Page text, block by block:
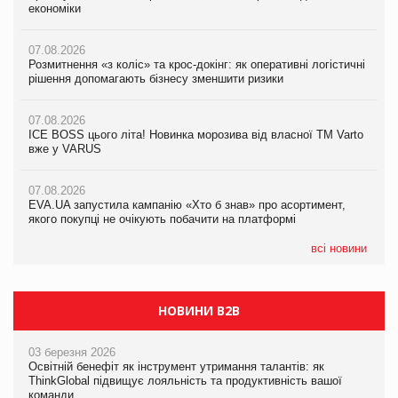
економіки
07.08.2026
Розмитнення «з коліс» та крос-докінг: як оперативні логістичні
рішення допомагають бізнесу зменшити ризики
07.08.2026
ICE BOSS цього літа! Новинка морозива від власної ТМ Varto
вже у VARUS
07.08.2026
EVA.UA запустила кампанію «Хто б знав» про асортимент,
якого покупці не очікують побачити на платформі
всі новини
ICE BOSS цього літа! Новинка морозива від власної ТМ Varto
07.08.2026
EVA.UA запустила кампанію «Хто б знав» про асортимент,
06.08.2026
Смачна новинка для хвостатих: у VARUS з’явилися паучі
05.08.2026
Мережа супермаркетів VARUS купує мережу магазинів
економіки
07.08.2026
Kraft Heinz скоротила збиток у першому півріччі
Продажі Hugo Boss впали на 9%
НОВИНИ B2B
03 березня 2026
Освітній бенефіт як інструмент утримання талантів: як
ThinkGlobal підвищує лояльність та продуктивність вашої
команди